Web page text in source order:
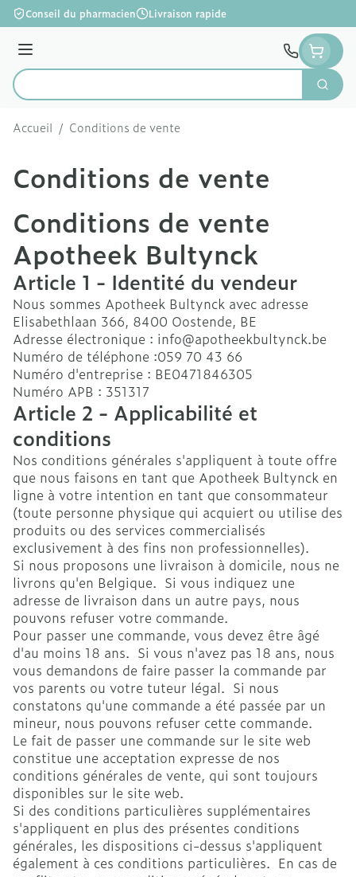
Aller au contenu
Conseil du pharmacien Livraison rapide
Menu
Rechercher
Accueil / Conditions de vente
Conditions de vente
Conditions de vente
Apotheek Bultynck
Article 1 - Identité du vendeur
Nous sommes Apotheek Bultynck avec adresse
Elisabethlaan 366, 8400 Oostende, BE
Adresse électronique : info@apotheekbultynck.be
Numéro de téléphone :059 70 43 66
Numéro d'entreprise : BE0471846305
Numéro APB : 351317
Article 2 - Applicabilité et
conditions
Nos conditions générales s'appliquent à toute offre
que nous faisons en tant que Apotheek Bultynck en
ligne à votre intention en tant que consommateur
(toute personne physique qui acquiert ou utilise des
produits ou des services commercialisés
exclusivement à des fins non professionnelles).
Si nous proposons une livraison à domicile, nous ne
livrons qu'en Belgique. Si vous indiquez une
adresse de livraison dans un autre pays, nous
pouvons refuser votre commande.
Pour passer une commande, vous devez être âgé
d'au moins 18 ans. Si vous n'avez pas 18 ans, nous
vous demandons de faire passer la commande par
vos parents ou votre tuteur légal. Si nous
constatons qu'une commande a été passée par un
mineur, nous pouvons refuser cette commande.
Le fait de passer une commande sur le site web
constitue une acceptation expresse de nos
conditions générales de vente, qui sont toujours
disponibles sur le site web.
Si des conditions particulières supplémentaires
s'appliquent en plus des présentes conditions
générales, les dispositions ci-dessus s'appliquent
également à ces conditions particulières. En cas de